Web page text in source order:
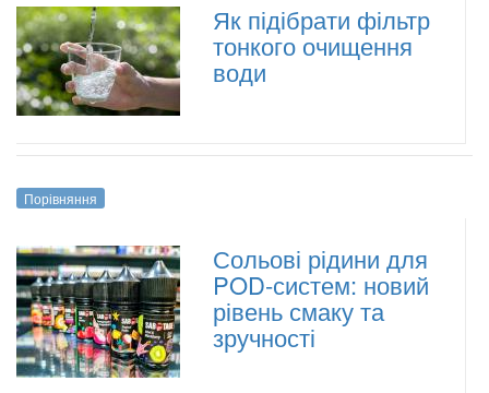
Як підібрати фільтр
тонкого очищення
води
Порівняння
Сольові рідини для
POD-систем: новий
рівень смаку та
зручності